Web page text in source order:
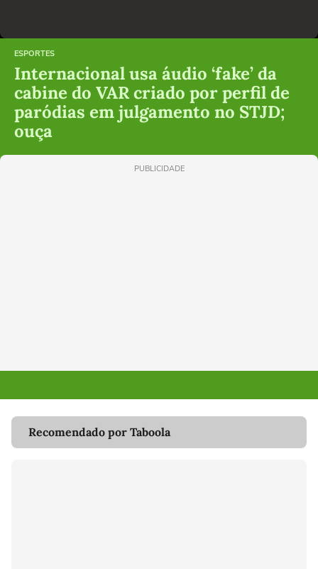
ESPORTES
Internacional usa áudio ‘fake’ da
cabine do VAR criado por perfil de
paródias em julgamento no STJD;
ouça
PUBLICIDADE
Recomendado por Taboola